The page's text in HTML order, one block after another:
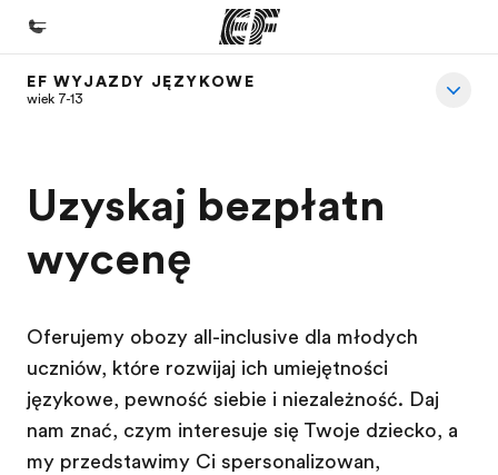
Home
Nasze programy
Sprawdź naszą ofertę
Nasze biura
O nas
Kariera
Dołącz do naszego zespołu
EF WYJAZDY JĘZYKOWE
wiek 7-13
Uzyskaj bezpłatną
wycenę
Oferujemy obozy all-inclusive dla młodych
uczniów, które rozwijają ich umiejętności
językowe, pewność siebie i niezależność. Daj
nam znać, czym interesuje się Twoje dziecko, a
my przedstawimy Ci spersonalizowaną,